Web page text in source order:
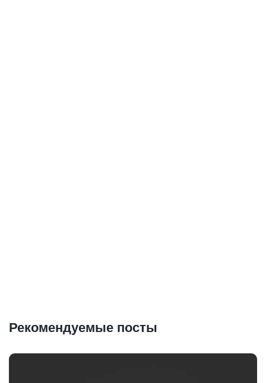
Рекомендуемые посты